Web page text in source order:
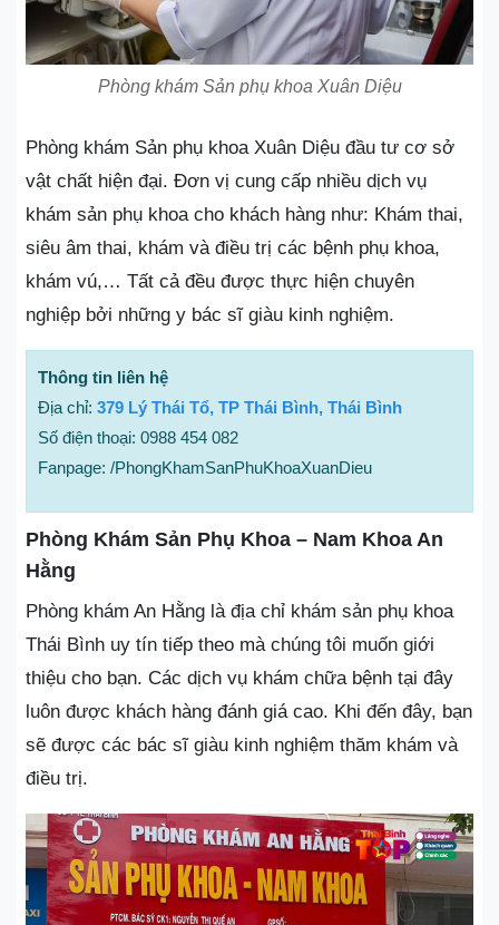
Phòng khám Sản phụ khoa Xuân Diệu
Phòng khám Sản phụ khoa Xuân Diệu đầu tư cơ sở
vật chất hiện đại. Đơn vị cung cấp nhiều dịch vụ
khám sản phụ khoa cho khách hàng như: Khám thai,
siêu âm thai, khám và điều trị các bệnh phụ khoa,
khám vú,… Tất cả đều được thực hiện chuyên
nghiệp bởi những y bác sĩ giàu kinh nghiệm.
Thông tin liên hệ
Địa chỉ: 379 Lý Thái Tổ, TP Thái Bình, Thái Bình
Số điện thoại: 0988 454 082
Fanpage: /PhongKhamSanPhuKhoaXuanDieu
Phòng Khám Sản Phụ Khoa – Nam Khoa An
Hằng
Phòng khám An Hằng là địa chỉ khám sản phụ khoa
Thái Bình uy tín tiếp theo mà chúng tôi muốn giới
thiệu cho bạn. Các dịch vụ khám chữa bệnh tại đây
luôn được khách hàng đánh giá cao. Khi đến đây, bạn
sẽ được các bác sĩ giàu kinh nghiệm thăm khám và
điều trị.